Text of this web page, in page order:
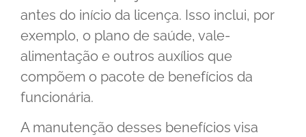
antes do início da licença. Isso inclui, por
exemplo, o plano de saúde, vale-
alimentação e outros auxílios que
compõem o pacote de benefícios da
funcionária.
A manutenção desses benefícios visa